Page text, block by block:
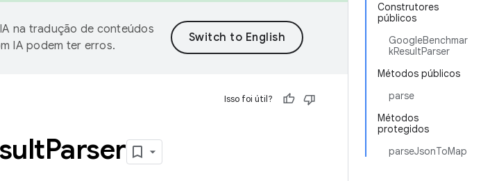
Construtores
públicos
GoogleBenchmar
kResultParser
Métodos públicos
parse
Métodos
protegidos
parseJsonToMap
na tradução de conteúdos
IA podem ter erros.
Isso foi útil?
Parser